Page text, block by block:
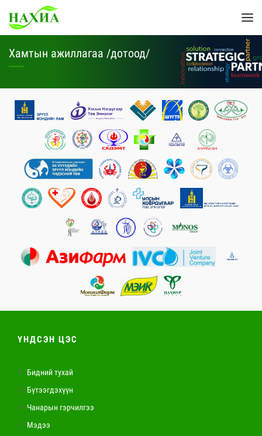
Хамтын ажиллагаа /дотоод/
ҮНДСЭН ЦЭС
Бидний тухай
Бүтээгдэхүүн
Чанарын гэрчилгээ
Мэдээ